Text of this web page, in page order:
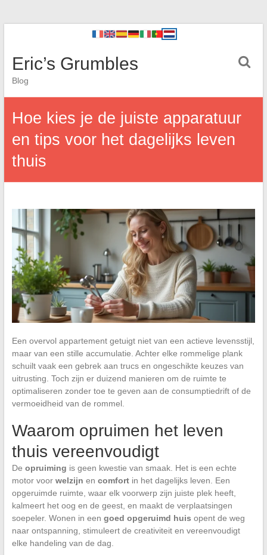
Eric’s Grumbles
Blog
Hoe kies je de juiste apparatuur
en tips voor het dagelijks leven
thuis
Een overvol appartement getuigt niet van een actieve levensstijl,
maar van een stille accumulatie. Achter elke rommelige plank
schuilt vaak een gebrek aan trucs en ongeschikte keuzes van
uitrusting. Toch zijn er duizend manieren om de ruimte te
optimaliseren zonder toe te geven aan de consumptiedrift of de
vermoeidheid van de rommel.
Waarom opruimen het leven
thuis vereenvoudigt
De opruiming is geen kwestie van smaak. Het is een echte
motor voor welzijn en comfortin het dagelijks leven. Een
opgeruimde ruimte, waar elk voorwerp zijn juiste plek heeft,
kalmeert het oog en de geest, en maakt de verplaatsingen
soepeler. Wonen in een goed opgeruimd huis opent de weg
naar ontspanning, stimuleert de creativiteit en vereenvoudigt
elke handeling van de dag.